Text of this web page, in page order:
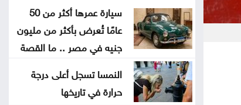
العدو الخفي للمسافرين .. لماذا
يرهقك اختلاف التوقيت
وداعا لعسر الهضم .. طرق منزلية
بسيطة تمنح معدتك الراحة
سيارة عمرها أكثر من 50
عامًا تُعرض بأكثر من مليون
جنيه في مصر .. ما القصة
النمسا تسجل أعلى درجة
حرارة في تاريخها